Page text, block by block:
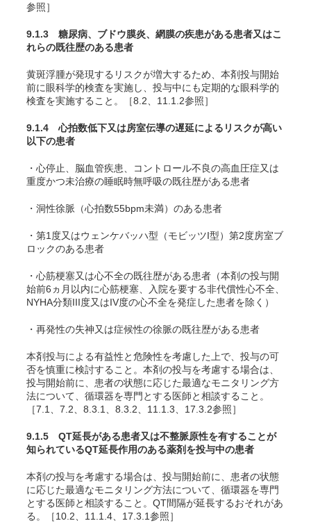
参照］
9.1.3 糖尿病、ブドウ膜炎、網膜の疾患がある患者又はこ
れらの既往歴のある患者
黄斑浮腫が発現するリスクが増大するため、本剤投与開始
前に眼科学的検査を実施し、投与中にも定期的な眼科学的
検査を実施すること。［8.2、11.1.2参照］
9.1.4 心拍数低下又は房室伝導の遅延によるリスクが高い
以下の患者
・心停止、脳血管疾患、コントロール不良の高血圧症又は
重度かつ未治療の睡眠時無呼吸の既往歴がある患者
・洞性徐脈（心拍数55bpm未満）のある患者
・第1度又はウェンケバッハ型（モビッツI型）第2度房室ブ
ロックのある患者
・心筋梗塞又は心不全の既往歴がある患者（本剤の投与開
始前6ヵ月以内に心筋梗塞、入院を要する非代償性心不全、
NYHA分類III度又はIV度の心不全を発症した患者を除く）
・再発性の失神又は症候性の徐脈の既往歴がある患者
本剤投与による有益性と危険性を考慮した上で、投与の可
否を慎重に検討すること。本剤の投与を考慮する場合は、
投与開始前に、患者の状態に応じた最適なモニタリング方
法について、循環器を専門とする医師と相談すること。
［7.1、7.2、8.3.1、8.3.2、11.1.3、17.3.2参照］
9.1.5 QT延長がある患者又は不整脈原性を有することが
知られているQT延長作用のある薬剤を投与中の患者
本剤の投与を考慮する場合は、投与開始前に、患者の状態
に応じた最適なモニタリング方法について、循環器を専門
とする医師と相談すること。QT間隔が延長するおそれがあ
る。［10.2、11.1.4、17.3.1参照］